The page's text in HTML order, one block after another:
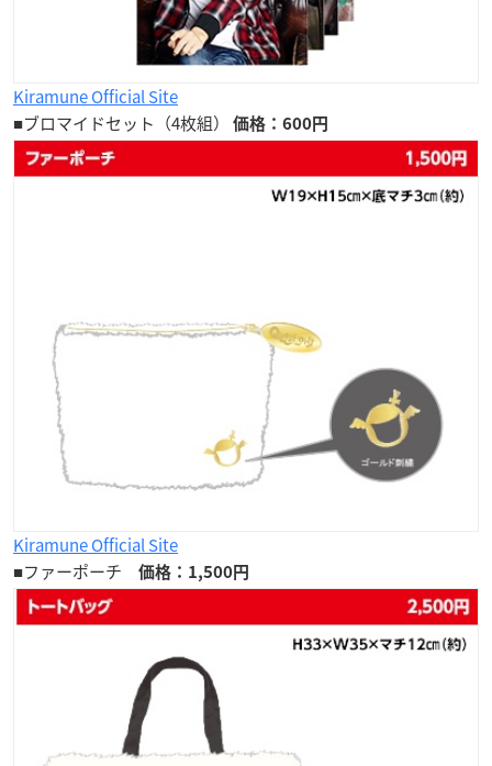
Kiramune Official Site
■ブロマイドセット（4枚組）
価格：600円
Kiramune Official Site
■ファーポーチ
価格：1,500円